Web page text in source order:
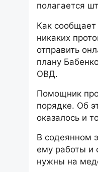
полагается
Как
никаких
отправить
плану
ОВД.
Помощник
порядке. Об
оказалось и
В содеянном
ему работы и
нужны на